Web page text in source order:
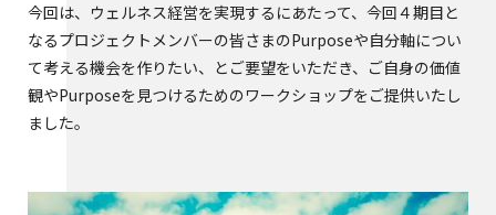
今回は、ウェルネス経営を実現するにあたって、今回４期目と
なるプロジェクトメンバーの皆さまのPurposeや自分軸につい
て考える機会を作りたい、とご要望をいただき、ご自身の価値
観やPurposeを見つけるためのワークショップをご提供いたし
ました。